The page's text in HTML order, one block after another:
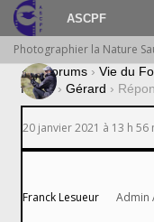
ASCPF
Photographier la Nature
› Forums › Vie du
forum › Gérard ›
20 janvier 2021 à 13 h 56
Franck Lesueur Admin